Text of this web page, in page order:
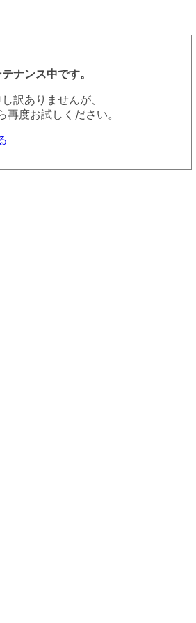
ナンス中です。
訳ありませんが、
再度お試しください。